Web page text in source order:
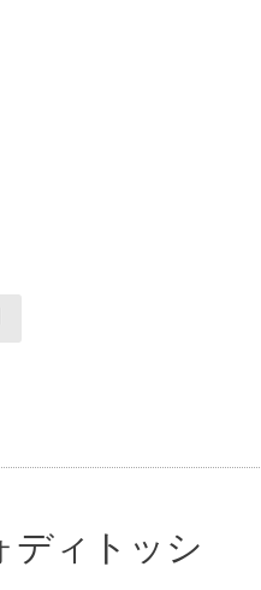
ディトッシ